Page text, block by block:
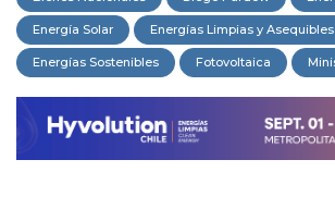
Energía Solar Energías Limpias y Asequibles
Energías Sostenibles Fotovoltaica